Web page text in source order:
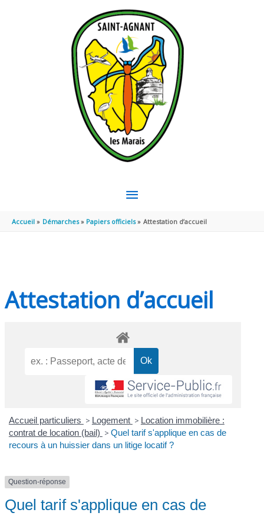
MENU
PRINCIPAL
Accueil Démarches Papiers officiels Attestation d’accueil
Attestation d’accueil
Accueil particuliers > Logement > Location immobilière :
contrat de location (bail) > Quel tarif s'applique en cas de
recours à un huissier dans un litige locatif ?
Question-réponse
Quel tarif s'applique en cas de